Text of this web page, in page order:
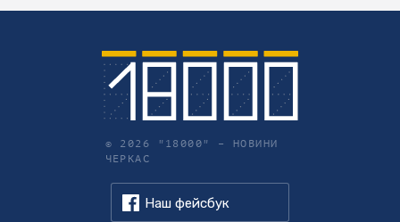
© 2026 "18000" – НОВИНИ
ЧЕРКАС
Наш фейсбук